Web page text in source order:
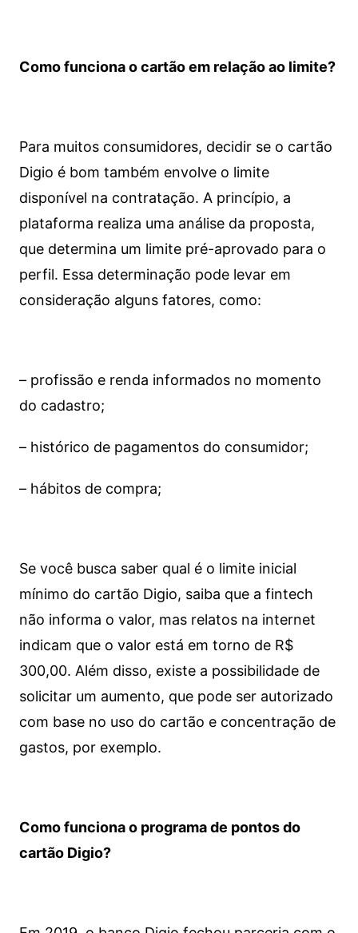
Como funciona o cartão em relação ao limite?
Para muitos consumidores, decidir se o cartão
Digio é bom também envolve o limite
disponível na contratação. A princípio, a
plataforma realiza uma análise da proposta,
que determina um limite pré-aprovado para o
perfil. Essa determinação pode levar em
consideração alguns fatores, como:
– profissão e renda informados no momento
do cadastro;
– histórico de pagamentos do consumidor;
– hábitos de compra;
Se você busca saber qual é o limite inicial
mínimo do cartão Digio, saiba que a fintech
não informa o valor, mas relatos na internet
indicam que o valor está em torno de R$
300,00. Além disso, existe a possibilidade de
solicitar um aumento, que pode ser autorizado
com base no uso do cartão e concentração de
gastos, por exemplo.
Como funciona o programa de pontos do
cartão Digio?